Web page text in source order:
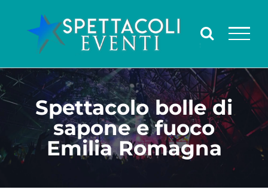
contenuto
Spettacolo bolle di
sapone e fuoco
Emilia Romagna